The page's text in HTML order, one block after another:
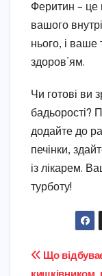
Феритин – це
вашого
нього, і ваше
здоров’ям.
Чи готові ви
бадьорості?
додайте до
печінки,
із лікарем.
турботу!
Що